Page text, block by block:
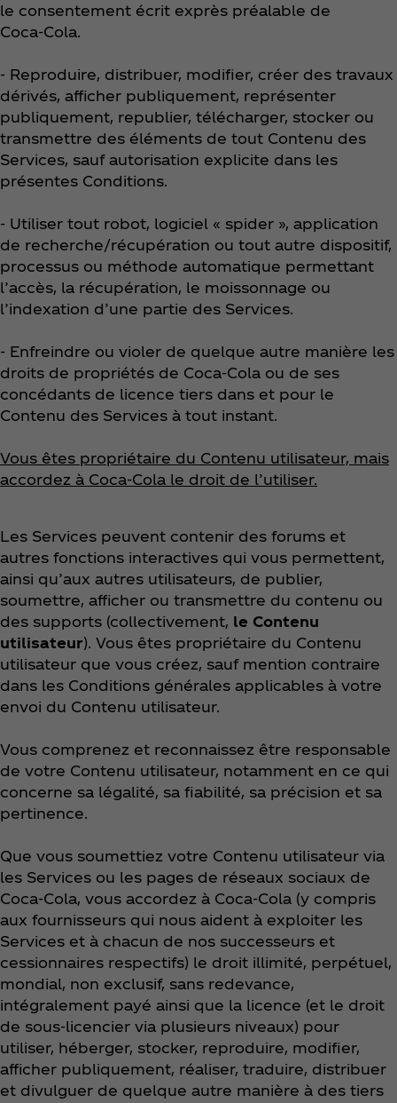
le consentement écrit exprès préalable de
Coca‑Cola.
- Reproduire, distribuer, modifier, créer des travaux
dérivés, afficher publiquement, représenter
publiquement, republier, télécharger, stocker ou
transmettre des éléments de tout Contenu des
Services, sauf autorisation explicite dans les
présentes Conditions.
- Utiliser tout robot, logiciel « spider », application
de recherche/récupération ou tout autre dispositif,
processus ou méthode automatique permettant
l’accès, la récupération, le moissonnage ou
l’indexation d’une partie des Services.
- Enfreindre ou violer de quelque autre manière les
droits de propriétés de Coca‑Cola ou de ses
concédants de licence tiers dans et pour le
Contenu des Services à tout instant.
Vous êtes propriétaire du Contenu utilisateur, mais
accordez à Coca‑Cola le droit de l’utiliser.
Les Services peuvent contenir des forums et
autres fonctions interactives qui vous permettent,
ainsi qu’aux autres utilisateurs, de publier,
soumettre, afficher ou transmettre du contenu ou
des supports (collectivement, le Contenu
utilisateur). Vous êtes propriétaire du Contenu
utilisateur que vous créez, sauf mention contraire
dans les Conditions générales applicables à votre
envoi du Contenu utilisateur.
Vous comprenez et reconnaissez être responsable
de votre Contenu utilisateur, notamment en ce qui
concerne sa légalité, sa fiabilité, sa précision et sa
pertinence.
Que vous soumettiez votre Contenu utilisateur via
les Services ou les pages de réseaux sociaux de
Coca‑Cola, vous accordez à Coca‑Cola (y compris
aux fournisseurs qui nous aident à exploiter les
Services et à chacun de nos successeurs et
cessionnaires respectifs) le droit illimité, perpétuel,
mondial, non exclusif, sans redevance,
intégralement payé ainsi que la licence (et le droit
de sous-licencier via plusieurs niveaux) pour
utiliser, héberger, stocker, reproduire, modifier,
afficher publiquement, réaliser, traduire, distribuer
et divulguer de quelque autre manière à des tiers